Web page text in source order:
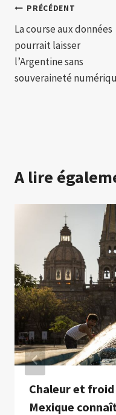
Navigation
de
l’article
PRÉCÉDENT
La course aux données
pourrait laisser
l’Argentine sans
souveraineté
A lire
Chaleur et
Mexique